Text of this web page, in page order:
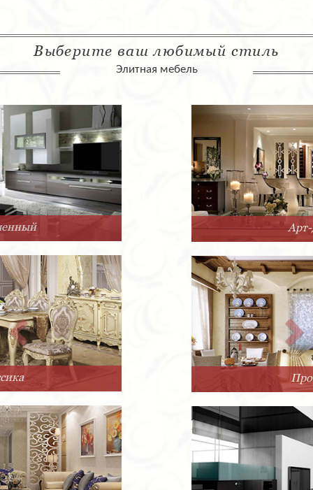
Выберите ваш любимый стиль
Элитная мебель